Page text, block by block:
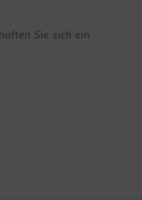
Sie sich ein